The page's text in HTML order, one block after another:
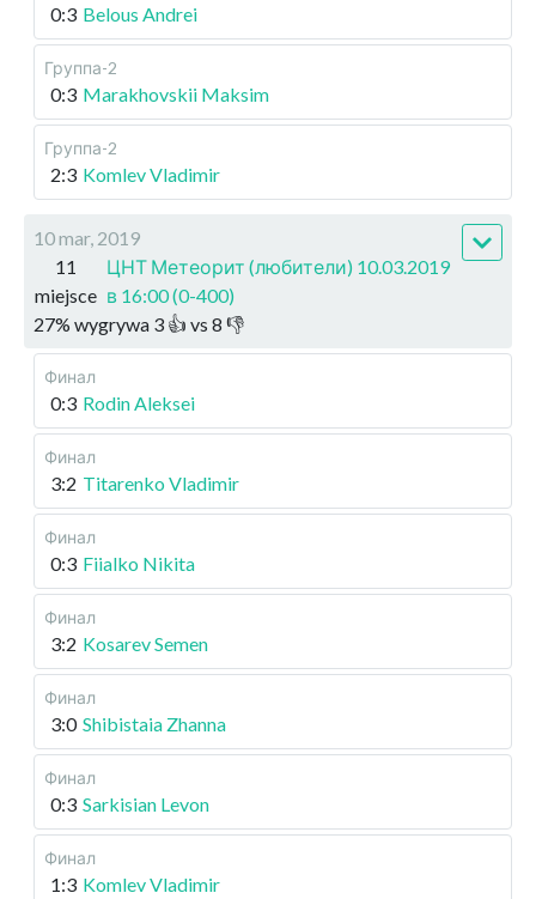
0:3 Belous Andrei
Группа-2
0:3 Marakhovskii Maksim
Группа-2
2:3 Komlev Vladimir
10 mar, 2019
11
miejsce
ЦНТ Метеорит (любители) 10.03.2019
в 16:00 (0-400)
27% wygrywa 3 👍 vs 8 👎
Финал
0:3 Rodin Aleksei
Финал
3:2 Titarenko Vladimir
Финал
0:3 Fiialko Nikita
Финал
3:2 Kosarev Semen
Финал
3:0 Shibistaia Zhanna
Финал
0:3 Sarkisian Levon
Финал
1:3 Komlev Vladimir